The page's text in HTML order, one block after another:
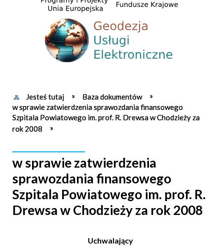
Jesteś tutaj
Baza dokumentów
w sprawie zatwierdzenia sprawozdania finansowego
Szpitala Powiatowego im. prof. R. Drewsa w Chodzieży za
rok 2008
w sprawie zatwierdzenia
sprawozdania finansowego
Szpitala Powiatowego im. prof. R.
Drewsa w Chodzieży za rok 2008
Uchwalający